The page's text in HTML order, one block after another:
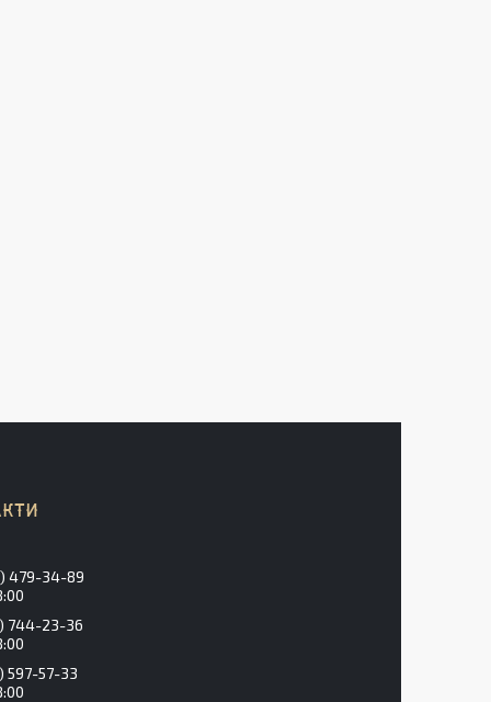
479-34-89
744-23-36
597-57-33